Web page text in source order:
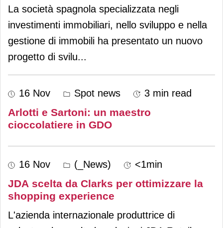
La società spagnola specializzata negli
investimenti immobiliari, nello sviluppo e nella
gestione di immobili ha presentato un nuovo
progetto di svilu...
16 Nov Spot news 3 min read
Arlotti e Sartoni: un maestro
cioccolatiere in GDO
16 Nov (_News) <1min
JDA scelta da Clarks per ottimizzare la
shopping experience
L'azienda internazionale produttrice di